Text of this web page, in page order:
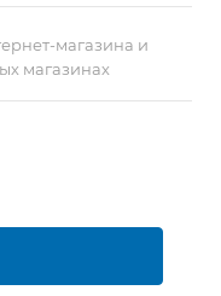
магазина и
магазинах